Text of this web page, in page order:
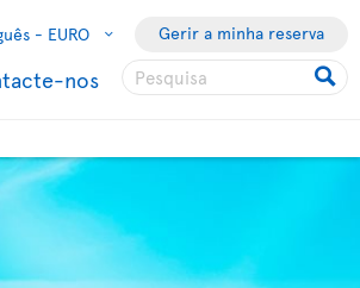
- EURO Gerir a minha reserva
nos